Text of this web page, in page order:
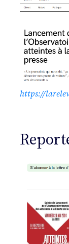
https://